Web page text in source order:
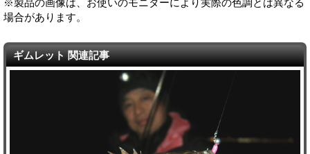
※製品の画像は、お使いのモニターにより実際の色調とは異なる
場合があります。
ギムレット 関連記事